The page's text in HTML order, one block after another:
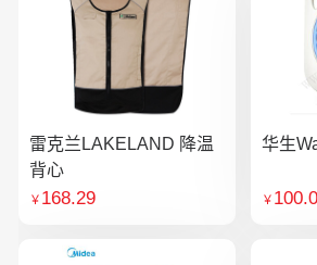
雷克兰LAKELAND 降温
背心
￥ 168.29
华生
￥